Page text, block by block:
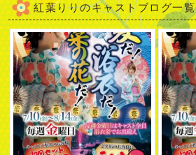
紅葉りり キャストブログ一覧